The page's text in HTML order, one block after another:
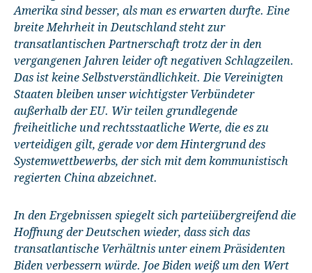
Amerika sind besser, als man es erwarten durfte. Eine
breite Mehrheit in Deutschland steht zur
transatlantischen Partnerschaft trotz der in den
vergangenen Jahren leider oft negativen Schlagzeilen.
Das ist keine Selbstverständlichkeit. Die Vereinigten
Staaten bleiben unser wichtigster Verbündeter
außerhalb der EU. Wir teilen grundlegende
freiheitliche und rechtsstaatliche Werte, die es zu
verteidigen gilt, gerade vor dem Hintergrund des
Systemwettbewerbs, der sich mit dem kommunistisch
regierten China abzeichnet.
In den Ergebnissen spiegelt sich parteiübergreifend die
Hoffnung der Deutschen wieder, dass sich das
transatlantische Verhältnis unter einem Präsidenten
Biden verbessern würde. Joe Biden weiß um den Wert